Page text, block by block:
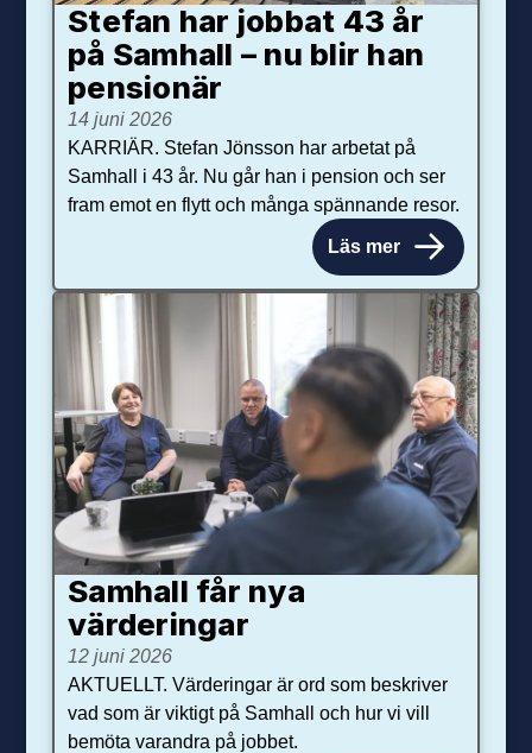
Stefan har jobbat 43 år
på Samhall – nu blir han
pensionär
14 juni 2026
KARRIÄR. Stefan Jönsson har arbetat på
Samhall i 43 år. Nu går han i pension och ser
fram emot en flytt och många spännande resor.
Läs mer
Samhall får nya
värdering­ar
12 juni 2026
AKTUELLT. Värderingar är ord som beskriver
vad som är viktigt på Samhall och hur vi vill
bemöta varandra på jobbet.